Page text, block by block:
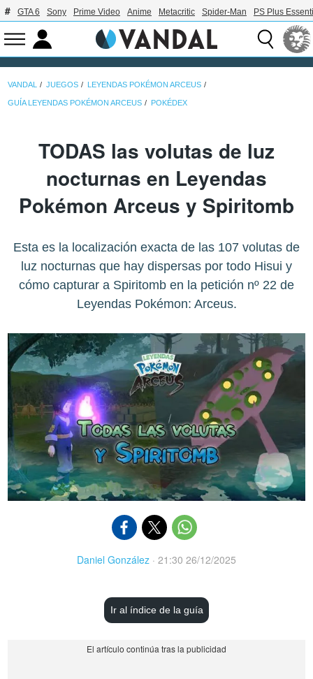
GTA 6 Sony Prime Video Anime Metacritic Spider-Man PS Plus
VANDAL JUEGOS LEYENDAS POKÉMON ARCEUS
GUÍA LEYENDAS POKÉMON ARCEUS POKÉDEX
TODAS las volutas de luz
nocturnas en Leyendas
Pokémon Arceus y Spiritomb
Esta es la localización exacta de las 107 volutas de
luz nocturnas que hay dispersas por todo Hisui y
cómo capturar a Spiritomb en la petición nº 22 de
Leyendas Pokémon: Arceus.
Daniel González · 21:30 26/12/2025
Ir al índice de la guía